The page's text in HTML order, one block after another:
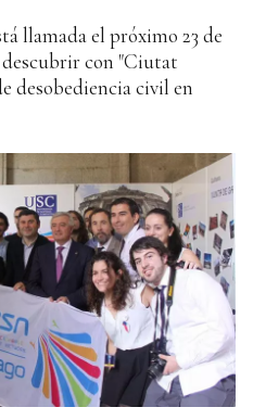
llamada el próximo 23 de
descubrir con "Ciutat
desobediencia civil en